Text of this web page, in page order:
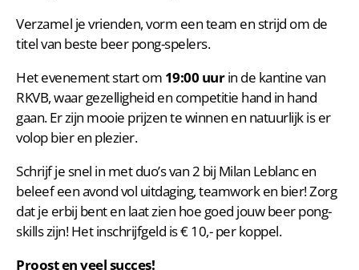
Verzamel je vrienden, vorm een team en strijd om de
titel van beste beer pong-spelers.
Het evenement start om 19:00 uurin de kantine van
RKVB, waar gezelligheid en competitie hand in hand
gaan. Er zijn mooie prijzen te winnen en natuurlijk is er
volop bier en plezier.
Schrijf je snel in met duo’s van 2 bij Milan Leblanc en
beleef een avond vol uitdaging, teamwork en bier! Zorg
dat je erbij bent en laat zien hoe goed jouw beer pong-
skills zijn! Het inschrijfgeld is € 10,- per koppel.
Proost en veel succes!